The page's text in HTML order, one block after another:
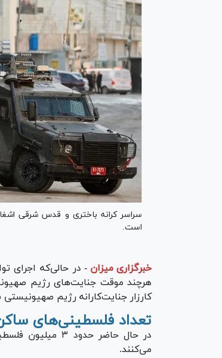
سراسر کرانه باختری و قدس شرقی
است.
خبرگزاری میزان -
هرچند موقت جنایت‌های رژیم
کارزار جنایت‌کارانه رژیم
تعداد فلسطینی‌های
در حال حاضر
می‌کنند.